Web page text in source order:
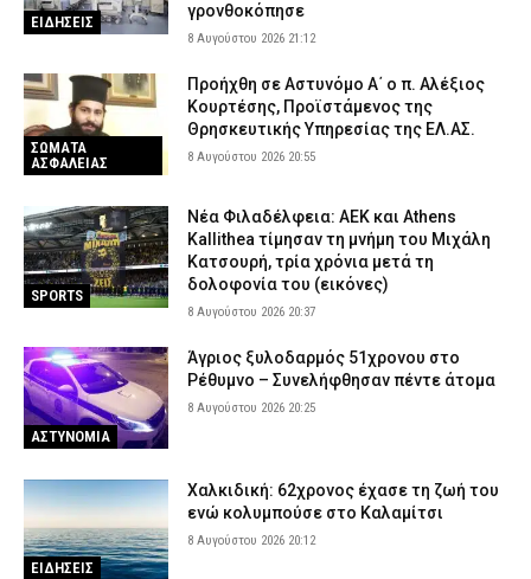
ΕΙΔΗΣΕΙΣ
γρονθοκόπησε
8 Αυγούστου 2026 21:12
ΣΩΜΑΤΑ
ΑΣΦΑΛΕΙΑΣ
Προήχθη σε Αστυνόμο Α΄ ο π. Αλέξιος
Κουρτέσης, Προϊστάμενος της
Θρησκευτικής Υπηρεσίας της ΕΛ.ΑΣ.
8 Αυγούστου 2026 20:55
SPORTS
Νέα Φιλαδέλφεια: ΑΕΚ και Athens
Kallithea τίμησαν τη μνήμη του Μιχάλη
Κατσουρή, τρία χρόνια μετά τη
δολοφονία του (εικόνες)
8 Αυγούστου 2026 20:37
ΑΣΤΥΝΟΜΙΑ
Άγριος ξυλοδαρμός 51χρονου στο
Ρέθυμνο – Συνελήφθησαν πέντε άτομα
8 Αυγούστου 2026 20:25
ΕΙΔΗΣΕΙΣ
Χαλκιδική: 62χρονος έχασε τη ζωή του
ενώ κολυμπούσε στο Καλαμίτσι
8 Αυγούστου 2026 20:12